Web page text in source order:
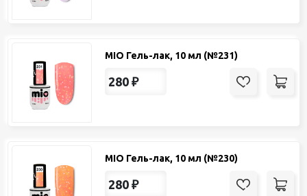
MIO Гель-лак, 10 мл (№231)
280 ₽
MIO Гель-лак, 10 мл (№230)
280 ₽